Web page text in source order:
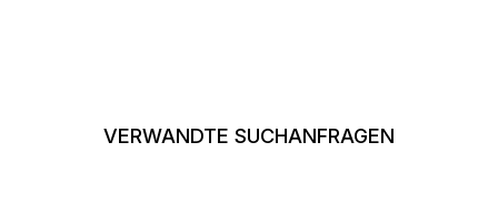
VERWANDTE SUCHANFRAGEN